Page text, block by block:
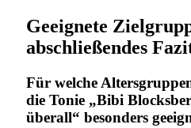
Geeignete
abschließendes
Für welche
die Tonie „Bibi
überall“ besonders